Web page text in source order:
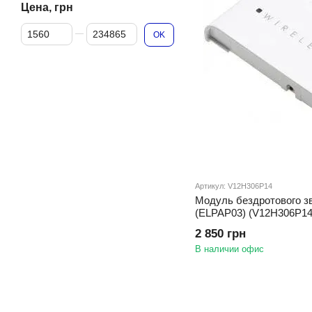
Артикул: V12H306P14
Модуль бездротового
(ELPAP03)
2 850 грн
В наличии офис
Цена, грн
От Цена, грн
До Цена, грн
OK